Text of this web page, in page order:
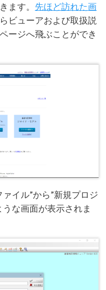
ます。 先ほど訪れた画
ビューアおよび取扱説
ージへ飛ぶことができ
イル”から”新規プロジ
な画面が表示されま